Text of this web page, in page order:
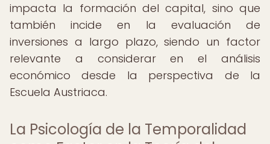
impacta la formación del capital, sino que
también incide en la evaluación de
inversiones a largo plazo, siendo un factor
relevante a considerar en el análisis
económico desde la perspectiva de la
Escuela Austriaca.
La Psicología de la Temporalidad